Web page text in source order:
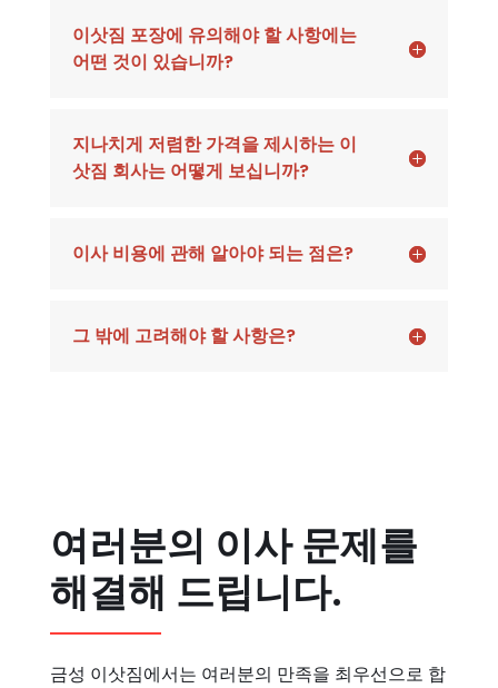
이삿짐 포장에 유의해야 할 사항에는
어떤 것이 있습니까?
지나치게 저렴한 가격을 제시하는 이
삿짐 회사는 어떻게 보십니까?
이사 비용에 관해 알아야 되는 점은?
그 밖에 고려해야 할 사항은?
여러분의 이사 문제를
해결해 드립니다.
금성 이삿짐에서는 여러분의 만족을 최우선으로 합